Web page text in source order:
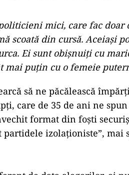
mici, care fac
scoată din cursă. Aceiași
Ei sunt obișnuiți cu
mai puțin cu o femeie
să ne păcălească
care de 35 de ani ne
format din foști
izolaționiste”, mai